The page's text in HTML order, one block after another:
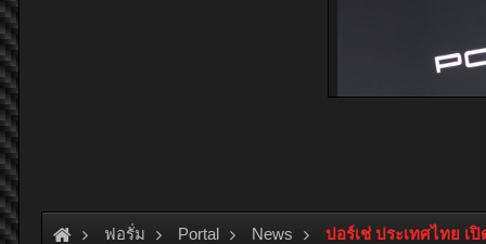
ฟอรั่ม Portal News ปอร์เช่ ประเทศไทย เ